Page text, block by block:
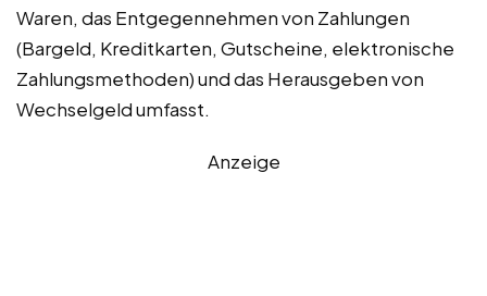
Waren, das Entgegennehmen von Zahlungen
(Bargeld, Kreditkarten, Gutscheine, elektronische
Zahlungsmethoden) und das Herausgeben von
Wechselgeld umfasst.
Anzeige